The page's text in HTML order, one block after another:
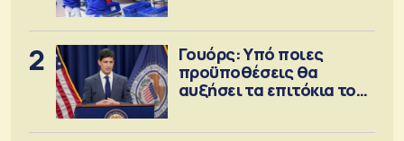
2
Γουόρς: Υπό ποιες
προϋποθέσεις θα
αυξήσει τα επιτόκια τον